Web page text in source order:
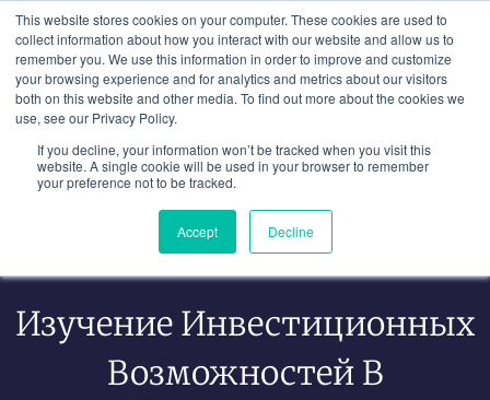
This website stores cookies on your computer. These cookies are used to
collect information about how you interact with our website and allow us to
remember you. We use this information in order to improve and customize
your browsing experience and for analytics and metrics about our visitors
both on this website and other media. To find out more about the cookies we
use, see our Privacy Policy.
If you decline, your information won’t be tracked when you visit this
website. A single cookie will be used in your browser to remember
your preference not to be tracked.
Accept Decline
содержимому
Изучение Инвестиционных
Возможностей В